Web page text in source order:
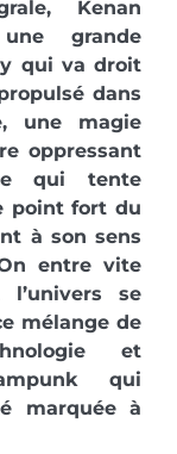
Kenan
grande
qui va droit
dans
une magie
oppressant
qui tente
point fort du
à son sens
entre vite
l’univers se
mélange de
et
qui
marquée à